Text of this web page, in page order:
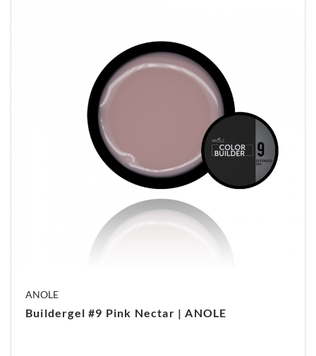
ANOLE
Buildergel #9 Pink Nectar | ANOLE